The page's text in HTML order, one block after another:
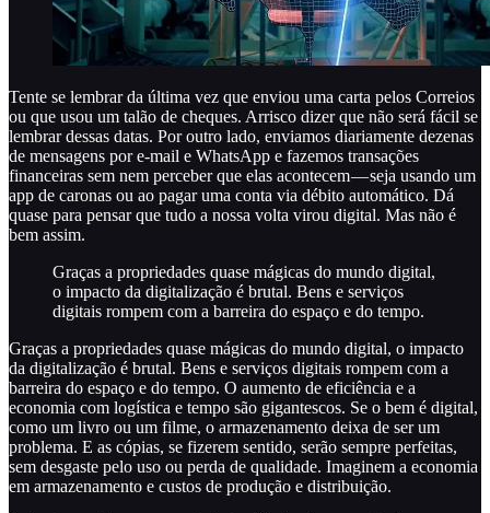
Tente se lembrar da última vez que enviou uma carta pelos Correios
ou que usou um talão de cheques. Arrisco dizer que não será fácil se
lembrar dessas datas. Por outro lado, enviamos diariamente dezenas
de mensagens por e-mail e WhatsApp e fazemos transações
financeiras sem nem perceber que elas acontecem — seja usando um
app de caronas ou ao pagar uma conta via débito automático. Dá
quase para pensar que tudo a nossa volta virou digital. Mas não é
bem assim.
Graças a propriedades quase mágicas do mundo digital,
o impacto da digitalização é brutal. Bens e serviços
digitais rompem com a barreira do espaço e do tempo.
Graças a propriedades quase mágicas do mundo digital, o impacto
da digitalização é brutal. Bens e serviços digitais rompem com a
barreira do espaço e do tempo. O aumento de eficiência e a
economia com logística e tempo são gigantescos. Se o bem é digital,
como um livro ou um filme, o armazenamento deixa de ser um
problema. E as cópias, se fizerem sentido, serão sempre perfeitas,
sem desgaste pelo uso ou perda de qualidade. Imaginem a economia
em armazenamento e custos de produção e distribuição.